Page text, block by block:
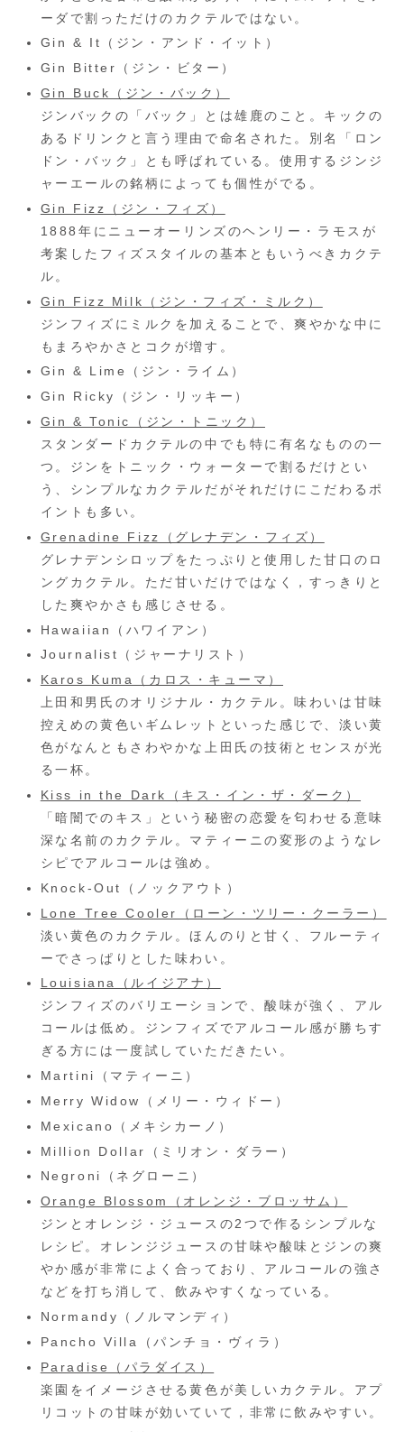
ーダで割っただけのカクテルではない。
Gin & It（ジン・アンド・イット）
Gin Bitter（ジン・ビター）
Gin Buck（ジン・バック）
ジンバックの「バック」とは雄鹿のこと。キックの
あるドリンクと言う理由で命名された。別名「ロン
ドン・バック」とも呼ばれている。使用するジンジ
ャーエールの銘柄によっても個性がでる。
Gin Fizz（ジン・フィズ）
1888年にニューオーリンズのヘンリー・ラモスが
考案したフィズスタイルの基本ともいうべきカクテ
ル。
Gin Fizz Milk（ジン・フィズ・ミルク）
ジンフィズにミルクを加えることで、爽やかな中に
もまろやかさとコクが増す。
Gin & Lime（ジン・ライム）
Gin Ricky（ジン・リッキー）
Gin & Tonic（ジン・トニック）
スタンダードカクテルの中でも特に有名なものの一
つ。ジンをトニック・ウォーターで割るだけとい
う、シンプルなカクテルだがそれだけにこだわるポ
イントも多い。
Grenadine Fizz（グレナデン・フィズ）
グレナデンシロップをたっぷりと使用した甘口のロ
ングカクテル。ただ甘いだけではなく，すっきりと
した爽やかさも感じさせる。
Hawaiian（ハワイアン）
Journalist（ジャーナリスト）
Karos Kuma（カロス・キューマ）
上田和男氏のオリジナル・カクテル。味わいは甘味
控えめの黄色いギムレットといった感じで、淡い黄
色がなんともさわやかな上田氏の技術とセンスが光
る一杯。
Kiss in the Dark（キス・イン・ザ・ダーク）
「暗闇でのキス」という秘密の恋愛を匂わせる意味
深な名前のカクテル。マティーニの変形のようなレ
シピでアルコールは強め。
Knock-Out（ノックアウト）
Lone Tree Cooler（ローン・ツリー・クーラー）
淡い黄色のカクテル。ほんのりと甘く、フルーティ
ーでさっぱりとした味わい。
Louisiana（ルイジアナ）
ジンフィズのバリエーションで、酸味が強く、アル
コールは低め。ジンフィズでアルコール感が勝ちす
ぎる方には一度試していただきたい。
Martini（マティーニ）
Merry Widow（メリー・ウィドー）
Mexicano（メキシカーノ）
Million Dollar（ミリオン・ダラー）
Negroni（ネグローニ）
Orange Blossom（オレンジ・ブロッサム）
ジンとオレンジ・ジュースの2つで作るシンプルな
レシピ。オレンジジュースの甘味や酸味とジンの爽
やか感が非常によく合っており、アルコールの強さ
などを打ち消して、飲みやすくなっている。
Normandy（ノルマンディ）
Pancho Villa（パンチョ・ヴィラ）
Paradise（パラダイス）
楽園をイメージさせる黄色が美しいカクテル。アプ
リコットの甘味が効いていて，非常に飲みやすい。